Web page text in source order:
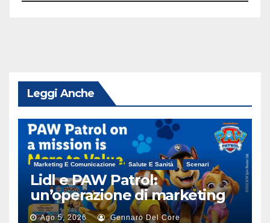
Leggi Anche
Marketing E Comunicazione Salute E Sanità Scenari
Lidl e PAW Patrol:
un’operazione di marketing
alimentare
Ago 5, 2026 Gennaro Del Core